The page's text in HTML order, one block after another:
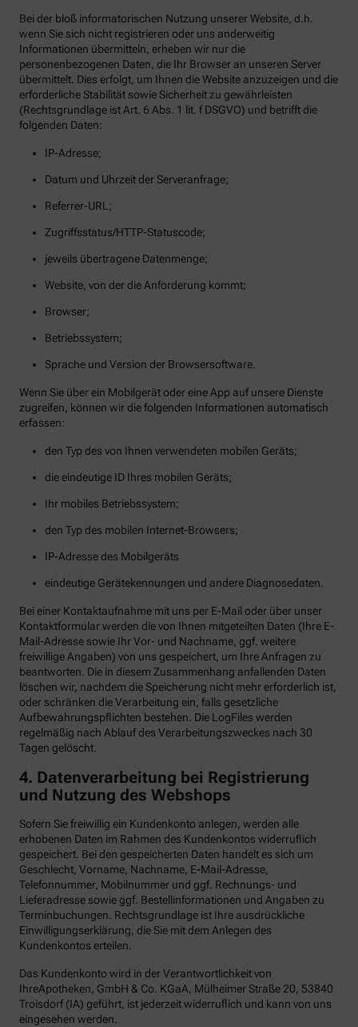
Bei der bloß informatorischen Nutzung unserer Website, d.h.
wenn Sie sich nicht registrieren oder uns anderweitig
Informationen übermitteln, erheben wir nur die
personenbezogenen Daten, die Ihr Browser an unseren Server
übermittelt. Dies erfolgt, um Ihnen die Website anzuzeigen und die
erforderliche Stabilität sowie Sicherheit zu gewährleisten
(Rechtsgrundlage ist Art. 6 Abs. 1 lit. f DSGVO) und betrifft die
folgenden Daten:
IP-Adresse;
Datum und Uhrzeit der Serveranfrage;
Referrer-URL;
Zugriffsstatus/HTTP-Statuscode;
jeweils übertragene Datenmenge;
Website, von der die Anforderung kommt;
Browser;
Betriebssystem;
Sprache und Version der Browsersoftware.
Wenn Sie über ein Mobilgerät oder eine App auf unsere Dienste
zugreifen, können wir die folgenden Informationen automatisch
erfassen:
den Typ des von Ihnen verwendeten mobilen Geräts;
die eindeutige ID Ihres mobilen Geräts;
Ihr mobiles Betriebssystem;
den Typ des mobilen Internet-Browsers;
IP-Adresse des Mobilgeräts
eindeutige Gerätekennungen und andere Diagnosedaten.
Bei einer Kontaktaufnahme mit uns per E-Mail oder über unser
Kontaktformular werden die von Ihnen mitgeteilten Daten (Ihre E-
Mail-Adresse sowie Ihr Vor- und Nachname, ggf. weitere
freiwillige Angaben) von uns gespeichert, um Ihre Anfragen zu
beantworten. Die in diesem Zusammenhang anfallenden Daten
löschen wir, nachdem die Speicherung nicht mehr erforderlich ist,
oder schränken die Verarbeitung ein, falls gesetzliche
Aufbewahrungspflichten bestehen. Die LogFiles werden
regelmäßig nach Ablauf des Verarbeitungszweckes nach 30
Tagen gelöscht.
4. Datenverarbeitung bei Registrierung
und Nutzung des Webshops
Sofern Sie freiwillig ein Kundenkonto anlegen, werden alle
erhobenen Daten im Rahmen des Kundenkontos widerruflich
gespeichert. Bei den gespeicherten Daten handelt es sich um
Geschlecht, Vorname, Nachname, E-Mail-Adresse,
Telefonnummer, Mobilnummer und ggf. Rechnungs- und
Lieferadresse sowie ggf. Bestellinformationen und Angaben zu
Terminbuchungen. Rechtsgrundlage ist Ihre ausdrückliche
Einwilligungserklärung, die Sie mit dem Anlegen des
Kundenkontos erteilen.
Das Kundenkonto wird in der Verantwortlichkeit von
IhreApotheken, GmbH & Co. KGaA, Mülheimer Straße 20, 53840
Troisdorf (IA) geführt, ist jederzeit widerruflich und kann von uns
eingesehen werden.